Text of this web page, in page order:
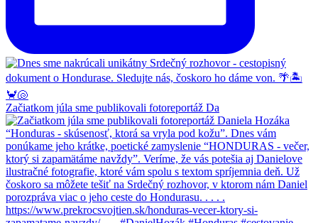
Začiatkom júla sme publikovali fotoreportáž Da